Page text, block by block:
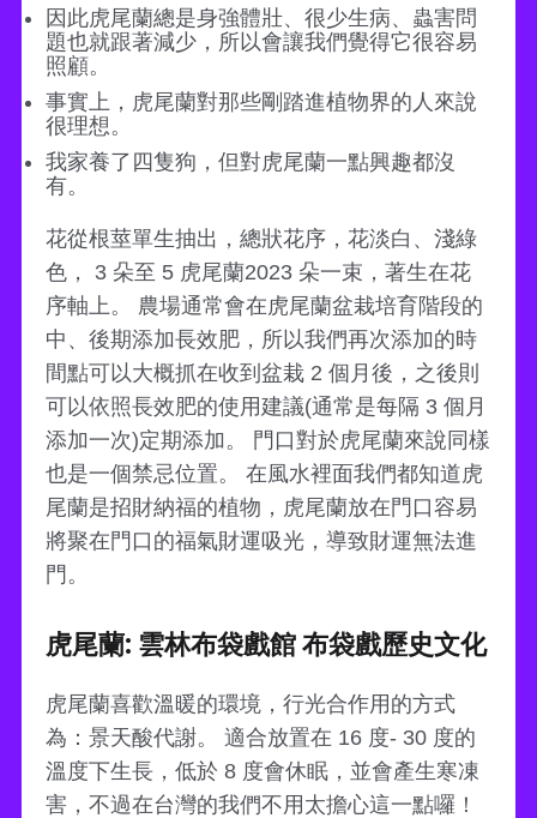
因此虎尾蘭總是身強體壯、很少生病、蟲害問
題也就跟著減少，所以會讓我們覺得它很容易
照顧。
事實上，虎尾蘭對那些剛踏進植物界的人來說
很理想。
我家養了四隻狗，但對虎尾蘭一點興趣都沒
有。
花從根莖單生抽出，總狀花序，花淡白、淺綠
色， 3 朵至 5 虎尾蘭2023 朵一束，著生在花
序軸上。 農場通常會在虎尾蘭盆栽培育階段的
中、後期添加長效肥，所以我們再次添加的時
間點可以大概抓在收到盆栽 2 個月後，之後則
可以依照長效肥的使用建議(通常是每隔 3 個月
添加一次)定期添加。 門口對於虎尾蘭來說同樣
也是一個禁忌位置。 在風水裡面我們都知道虎
尾蘭是招財納福的植物，虎尾蘭放在門口容易
將聚在門口的福氣財運吸光，導致財運無法進
門。
虎尾蘭: 雲林布袋戲館 布袋戲歷史文化
虎尾蘭喜歡溫暖的環境，行光合作用的方式
為：景天酸代謝。 適合放置在 16 度- 30 度的
溫度下生長，低於 8 度會休眠，並會產生寒凍
害，不過在台灣的我們不用太擔心這一點囉！